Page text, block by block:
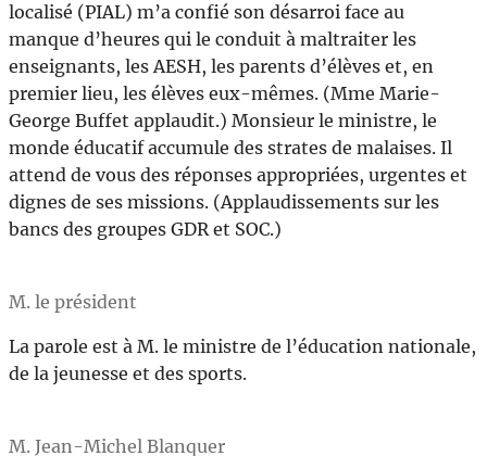
localisé (PIAL) m’a confié son désarroi face au
manque d’heures qui le conduit à maltraiter les
enseignants, les AESH, les parents d’élèves et, en
premier lieu, les élèves eux-mêmes. (Mme Marie-
George Buffet applaudit.) Monsieur le ministre, le
monde éducatif accumule des strates de malaises. Il
attend de vous des réponses appropriées, urgentes et
dignes de ses missions. (Applaudissements sur les
bancs des groupes GDR et SOC.)
M. le président
La parole est à M. le ministre de l’éducation nationale,
de la jeunesse et des sports.
M. Jean-Michel Blanquer